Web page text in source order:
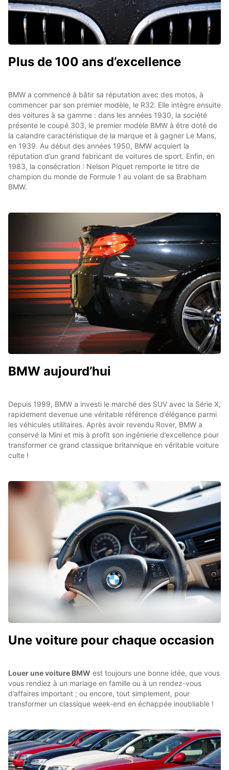
Plus de 100 ans d’excellence
BMW a commencé à bâtir sa réputation avec des motos, à
commencer par son premier modèle, le R32. Elle intègre ensuite
des voitures à sa gamme : dans les années 1930, la société
présente le coupé 303, le premier modèle BMW à être doté de
la calandre caractéristique de la marque et à gagner Le Mans,
en 1939. Au début des années 1950, BMW acquiert la
réputation d’un grand fabricant de voitures de sport. Enfin, en
1983, la consécration : Nelson Piquet remporte le titre de
champion du monde de Formule 1 au volant de sa Brabham
BMW.
BMW aujourd’hui
Depuis 1999, BMW a investi le marché des SUV avec la Série X,
rapidement devenue une véritable référence d’élégance parmi
les véhicules utilitaires. Après avoir revendu Rover, BMW a
conservé la Mini et mis à profit son ingénierie d’excellence pour
transformer ce grand classique britannique en véritable voiture
culte !
Une voiture pour chaque occasion
Louer une voiture BMW est toujours une bonne idée, que vous
vous rendiez à un mariage en famille ou à un rendez-vous
d’affaires important ; ou encore, tout simplement, pour
transformer un classique week-end en échappée inoubliable !